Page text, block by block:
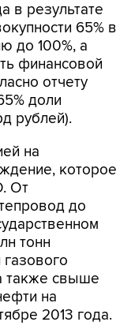
в результате
65% в
до 100%, а
финансовой
отчету
доли
рублей).
на
которое
От
до
тонн
также свыше
на
2013 года.